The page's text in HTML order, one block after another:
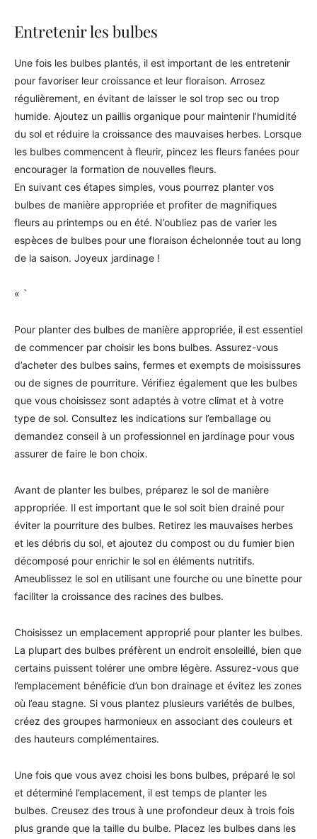
Entretenir les bulbes
Une fois les bulbes plantés, il est important de les entretenir
pour favoriser leur croissance et leur floraison. Arrosez
régulièrement, en évitant de laisser le sol trop sec ou trop
humide. Ajoutez un paillis organique pour maintenir l’humidité
du sol et réduire la croissance des mauvaises herbes. Lorsque
les bulbes commencent à fleurir, pincez les fleurs fanées pour
encourager la formation de nouvelles fleurs.
En suivant ces étapes simples, vous pourrez planter vos
bulbes de manière appropriée et profiter de magnifiques
fleurs au printemps ou en été. N’oubliez pas de varier les
espèces de bulbes pour une floraison échelonnée tout au long
de la saison. Joyeux jardinage !
« `
Pour planter des bulbes de manière appropriée, il est essentiel
de commencer par choisir les bons bulbes. Assurez-vous
d’acheter des bulbes sains, fermes et exempts de moisissures
ou de signes de pourriture. Vérifiez également que les bulbes
que vous choisissez sont adaptés à votre climat et à votre
type de sol. Consultez les indications sur l’emballage ou
demandez conseil à un professionnel en jardinage pour vous
assurer de faire le bon choix.
Avant de planter les bulbes, préparez le sol de manière
appropriée. Il est important que le sol soit bien drainé pour
éviter la pourriture des bulbes. Retirez les mauvaises herbes
et les débris du sol, et ajoutez du compost ou du fumier bien
décomposé pour enrichir le sol en éléments nutritifs.
Ameublissez le sol en utilisant une fourche ou une binette pour
faciliter la croissance des racines des bulbes.
Choisissez un emplacement approprié pour planter les bulbes.
La plupart des bulbes préfèrent un endroit ensoleillé, bien que
certains puissent tolérer une ombre légère. Assurez-vous que
l’emplacement bénéficie d’un bon drainage et évitez les zones
où l’eau stagne. Si vous plantez plusieurs variétés de bulbes,
créez des groupes harmonieux en associant des couleurs et
des hauteurs complémentaires.
Une fois que vous avez choisi les bons bulbes, préparé le sol
et déterminé l’emplacement, il est temps de planter les
bulbes. Creusez des trous à une profondeur deux à trois fois
plus grande que la taille du bulbe. Placez les bulbes dans les